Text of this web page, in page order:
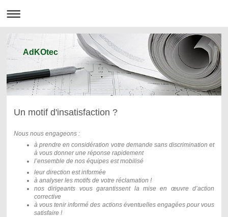
AdKOtec
Un motif d'insatisfaction ?
Nous nous engageons :
à prendre en considération votre demande sans discrimination et
à vous donner une réponse rapidement
l’ensemble de nos équipes est mobilisé
leur direction est informée
à analyser les motifs de votre réclamation !
nos dirigeants vous garantissent la mise en œuvre d’action
corrective
à vous tenir informé des actions éventuelles engagées pour vous
satisfaire !